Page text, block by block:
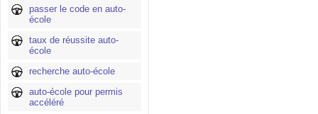
passer le code en auto-
école
taux de réussite auto-
école
recherche auto-école
auto-école pour permis
accéléré